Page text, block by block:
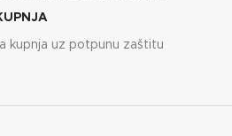
kupnja uz potpunu zaštitu